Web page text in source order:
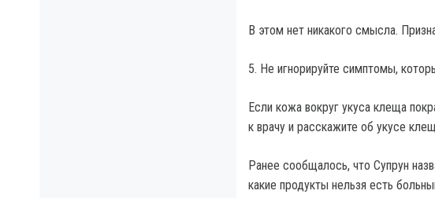
В этом нет никакого смысла.
5. Не игнорируйте симптомы,
Если кожа вокруг укуса клеща
к врачу и расскажите об укусе
Ранее сообщалось, что Супрун
какие продукты нельзя есть